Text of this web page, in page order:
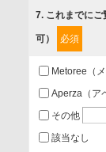
第三者提供の
あり
a.個人情報の
当該企業/団
7. これまでに
可） 必須
Metoree（
Aperza（ア
その他
該当なし